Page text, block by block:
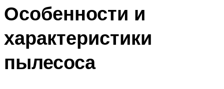
Особенности и
характеристики
пылесоса